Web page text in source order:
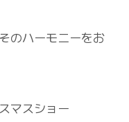
のハーモニーをお
マスショー